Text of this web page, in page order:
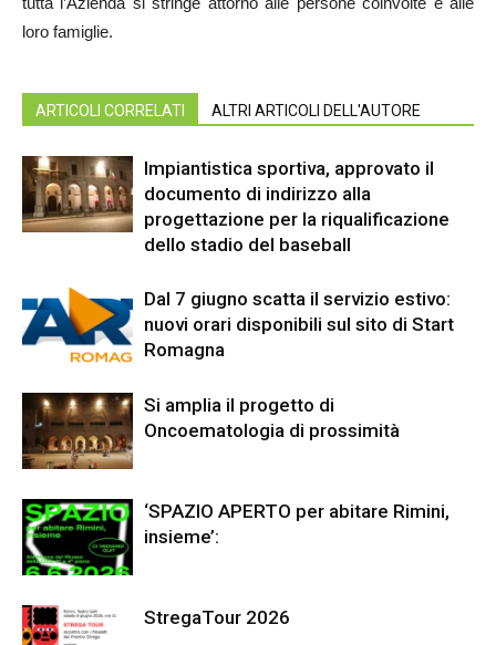
loro famiglie.
ARTICOLI CORRELATI ALTRI ARTICOLI DELL'AUTORE
Impiantistica sportiva, approvato il
documento di indirizzo alla
progettazione per la riqualificazione
dello stadio del baseball
Dal 7 giugno scatta il servizio estivo:
nuovi orari disponibili sul sito di Start
Romagna
Si amplia il progetto di
Oncoematologia di prossimità
‘SPAZIO APERTO per abitare Rimini,
insieme’:
StregaTour 2026